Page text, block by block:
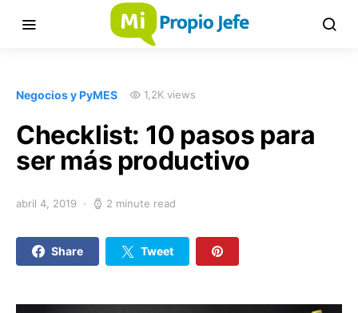
Negocios y PyMES 1,2K views
Checklist: 10 pasos para
ser más productivo
abril 4, 2019 2 minute read
Share Tweet